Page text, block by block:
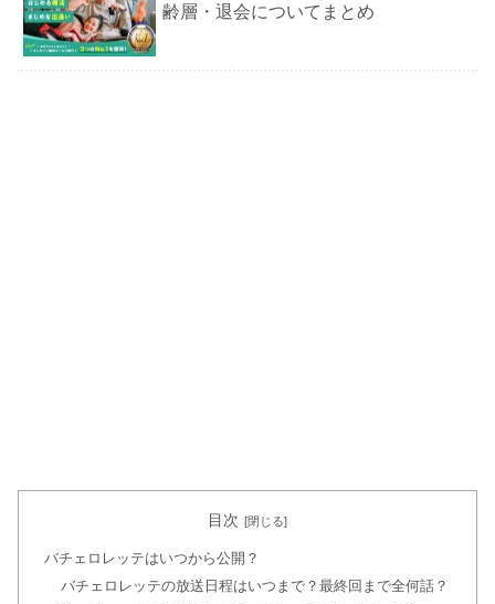
齢層・退会についてまとめ
目次
バチェロレッテはいつから公開？
バチェロレッテの放送日程はいつまで？最終回まで全何話？